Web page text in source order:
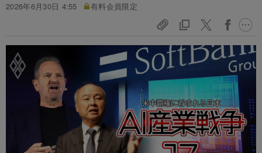
2026年6月30日 4:55
有料会員限定